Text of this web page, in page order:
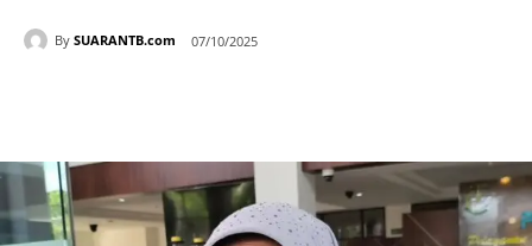
By SUARANTB.com 07/10/2025